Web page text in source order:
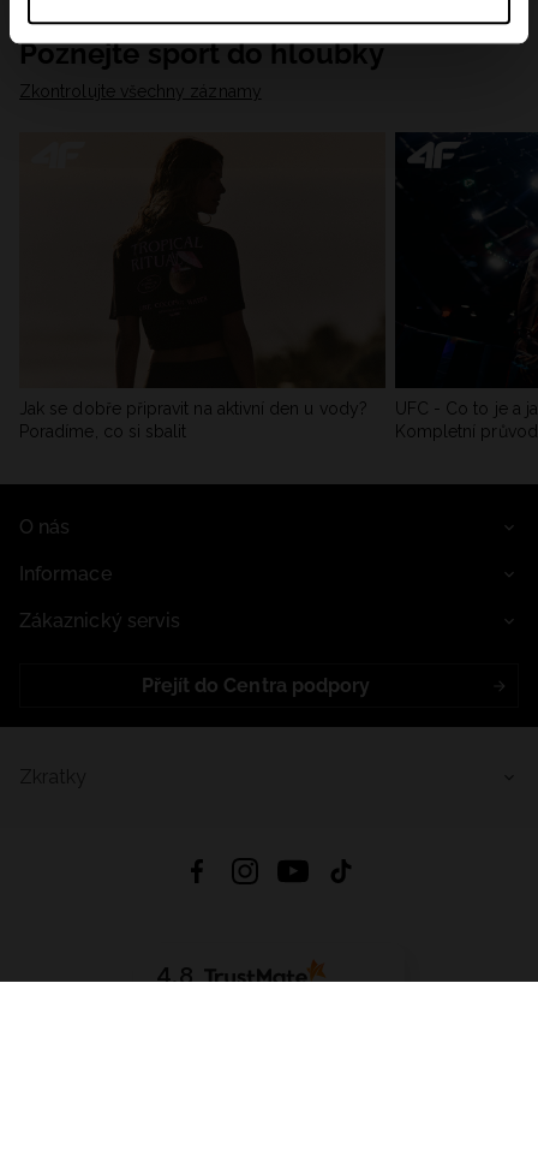
Poznejte sport do hloubky
Zkontrolujte všechny záznamy
Jak se dobře připravit na aktivní den u vody?
Poradíme, co si sbalit
UFC - Co to je a
Kompletní
O nás
Informace
Zákaznický servis
Přejít do Centra podpory
4.8